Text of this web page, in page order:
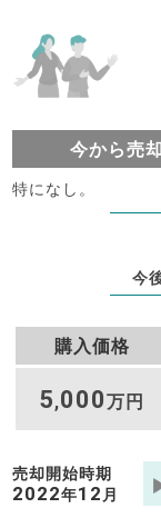
今から売
特になし。
今
購入価格
5,000万円
売却開始時期
2022年12 月